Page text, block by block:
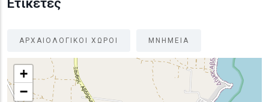
Ετικέτες
ΑΡΧΑΙΟΛΟΓΙΚΟΙ ΧΩΡΟΙ ΜΝΗΜΕΙΑ
+
−